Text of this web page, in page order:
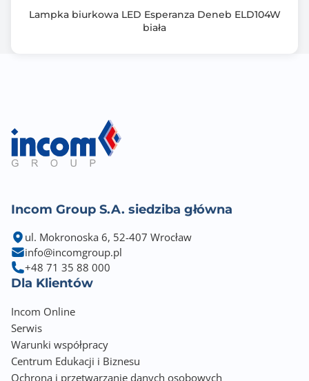
Lampka biurkowa LED Esperanza Deneb ELD104W
biała
Incom Group S.A. siedziba główna
ul. Mokronoska 6, 52-407 Wrocław
info@incomgroup.pl
+48 71 35 88 000
Dla Klientów
Incom Online
Serwis
Warunki współpracy
Centrum Edukacji i Biznesu
Ochrona i przetwarzanie danych osobowych